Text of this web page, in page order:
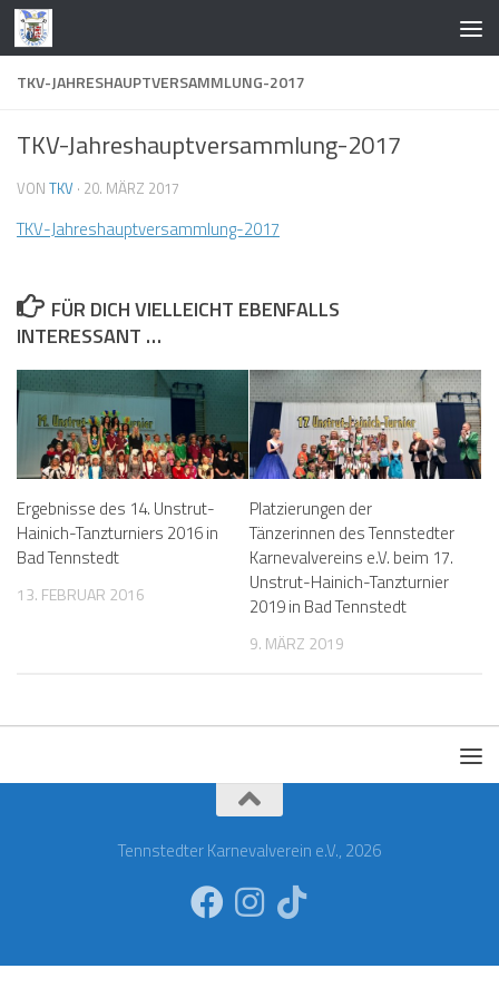
Zum Inhalt springen
TKV-JAHRESHAUPTVERSAMMLUNG-2017
TKV-Jahreshauptversammlung-2017
VON TKV · 20. MÄRZ 2017
TKV-Jahreshauptversammlung-2017
FÜR DICH VIELLEICHT EBENFALLS
INTERESSANT …
Ergebnisse des 14. Unstrut-
Hainich-Tanzturniers 2016 in
Bad Tennstedt
13. FEBRUAR 2016
Platzierungen der
Tänzerinnen des Tennstedter
Karnevalvereins e.V. beim 17.
Unstrut-Hainich-Tanzturnier
2019 in Bad Tennstedt
9. MÄRZ 2019
Tennstedter Karnevalverein e.V., 2026